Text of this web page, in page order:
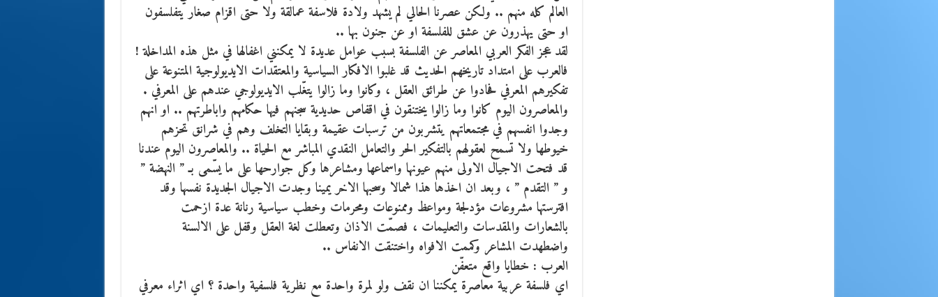
العالم كله منهم .. ولكن عصرنا الحالي لم يشهد ولادة فلاسفة عمالقة ولا حتى اقزام صغار يتفلسفون
او حتى يهذرون عن عشق للفلسفة او عن جنون بها ..
لقد عجز الفكر العربي المعاصر عن الفلسفة بسبب عوامل عديدة لا يمكنني اغفالها في مثل هذه المداخلة !
فالعرب على امتداد تاريخهم الحديث قد غلبوا الافكار السياسية والمعتقدات الايديولوجية المتنوعة على
تفكيرهم المعرفي فحادوا عن طرائق العقل ، وكانوا وما زالوا يتغّلب الايديولوجي عندهم على المعرفي .
والمعاصرون اليوم كانوا وما زالوا يختنقون في اقفاص حديدية سجنهم فيها حكامهم واباطرتهم .. او انهم
وجدوا انفسهم في مجتمعاتهم يتشربون من ترسبات عقيمة وبقايا التخلف وهم في شرانق تحزهم
خيوطها ولا تسمح لعقولهم بالتفكير الحر والتعامل النقدي المباشر مع الحياة .. والمعاصرون اليوم عندنا
قد فتحت الاجيال الاولى منهم عيونها واسماعها ومشاعرها وكل جوارحها على ما يسّمى بـ ” النهضة ”
و ” التقدم ” ، وبعد ان اخذها هذا شمالا وسحبها الاخر يمينا وجدت الاجيال الجديدة نفسها وقد
افترستها مشروعات مؤدلجة ومواعظ وممنوعات ومحرمات وخطب سياسية رنانة عدة ازحمت
بالشعارات والمقدسات والتعليمات ، فصمّت الاذان وتعطلت لغة العقل وقفل على الالسنة
واضطهدت المشاعر وكممت الافواه واختنقت الانفاس ..
العرب : خطايا واقع متعفّن
اي فلسفة عربية معاصرة يمكننا ان نقف ولو لمرة واحدة مع نظرية فلسفية واحدة ؟ اي اثراء معرفي